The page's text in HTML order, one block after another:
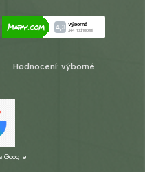
Hodnocení: výborné
Google